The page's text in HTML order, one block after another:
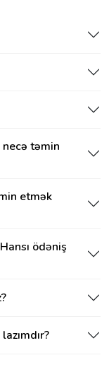
təmin
etmək
ödəniş